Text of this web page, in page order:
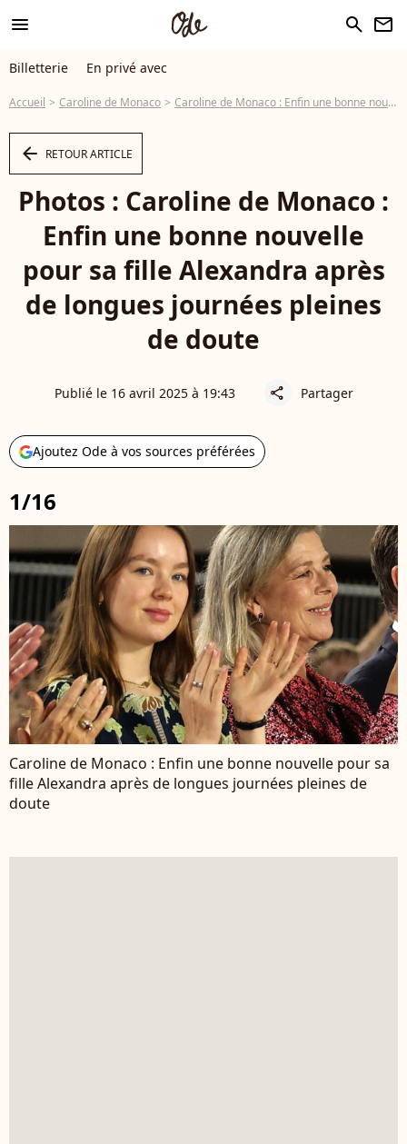
menu search newsletter
Billetterie En privé avec
Accueil Caroline de Monaco Caroline de Monaco : Enfin une bonne nouvelle pour sa fille Alexandra après de longues journées pleines de doute
arrow_left RETOUR ARTICLE
Photos : Caroline de Monaco :
Enfin une bonne nouvelle
pour sa fille Alexandra après
de longues journées pleines
de doute
Publié le 16 avril 2025 à 19:43 share Partager
Ajoutez Ode à vos sources préférées
1/16
Caroline de Monaco : Enfin une bonne nouvelle pour sa
fille Alexandra après de longues journées pleines de
doute